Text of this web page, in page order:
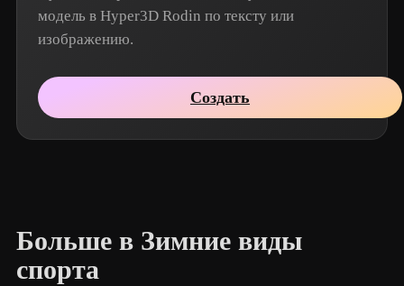
модель в Hyper3D Rodin по тексту или
изображению.
Создать
Больше в Зимние виды
спорта